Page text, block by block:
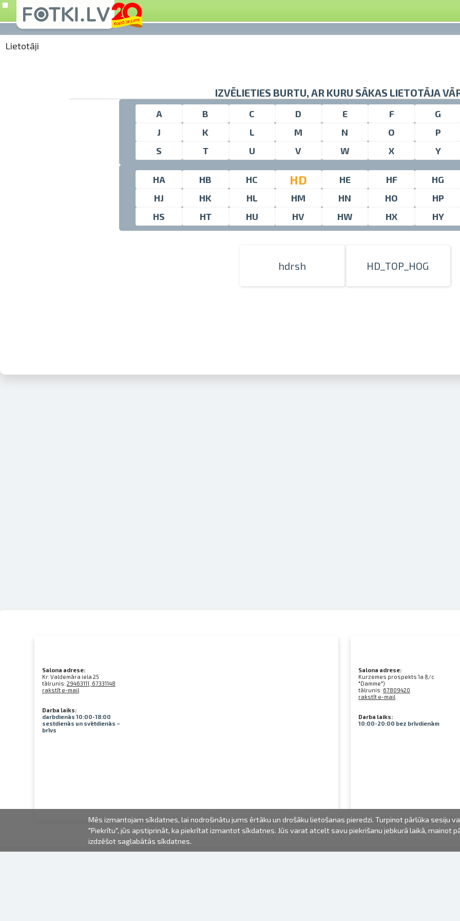
Izdrukas 1h laikā Rīgā – pasūtiet
Lietotāji
IZVĒLIETIES BURTU, AR KURU SĀKAS LIETOTĀJA
A B C D E F G
J
K L M N O P
S
T U V W X Y
HA HB HC HD HE HF HG
HJ
HK HL HM HN HO HP
HS
HT HU HV HW HX HY
hdrsh HD_TOP_HOG
Salona adrese:
Kr. Valdemāra iela 25
tālrunis: 29463111, 67331148
rakstīt e-mail
Darba laiks:
darbdienās 10:00-18:00
sestdienās un svētdienās –
brīvs
Salona adrese:
Kurzemes prospekts 1a (t/c
"Damme")
tālrunis: 67809420
rakstīt e-mail
Darba laiks:
10:00-20:00 bez brīvdienām
Mēs izmantojam sīkdatnes, lai nodrošinātu jums ērtāku un drošāku lietošanas pieredzi. Turpinot pārlūka sesiju
"Piekrītu", jūs apstiprināt, ka piekrītat izmantot sīkdatnes. Jūs varat atcelt savu piekrišanu jebkurā laikā, mainot
izdzēšot saglabātās sīkdatnes.